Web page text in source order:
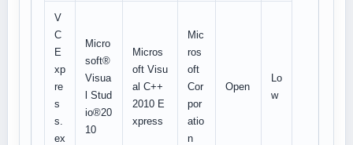
V
C
E
xp
re
s
s.
ex
Micro
soft®
Visua
l Stud
io®20
10
Micros
oft Visu
al C++
2010 E
xpress
Mic
ros
oft
Cor
por
atio
n
Open
Lo
w